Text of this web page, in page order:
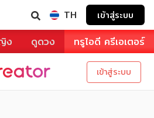
TH เข้าสู่ระบบ
ง ดูดวง ทรูไอดี ครีเอเตอร์
เข้าสู่ระบบ